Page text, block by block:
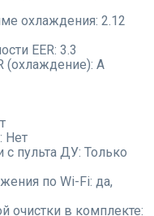
охлаждения: 2.12
EER: 3.3
(охлаждение): A
Нет
с пульта ДУ: Только
по Wi-Fi: да,
очистки в комплекте: